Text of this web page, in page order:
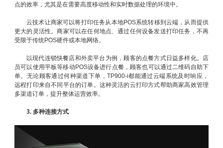
点的效率，尤其是在需要高度移动性和实时数据处理的环境中。
云技术让商家可以将打印任务从本地POS系统转移到云端，从而提供
更大的灵活性。商家可以在任何地点、通过任何设备发送打印任务，不再
受限于传统POS硬件或本地网络。
以现代连锁快餐店和外卖平台为例，顾客的点餐方式日益多样化。店
员可以使用平板等移动POS设备进行点餐，顾客也可以通过二维码自助下
单。无论顾客通过何种渠道下单，TP900-i都能通过云端系统及时响应，
远程打印来自不同平台的订单。这种灵活的云打印方式帮助商家高效管理
多渠道订单，提升整体运营效率。
3. 多种连接方式